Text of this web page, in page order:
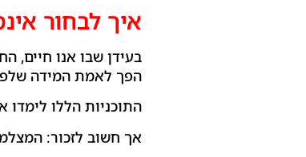
איך לבחור
בעידן שבו אנו חיים,
הפך לאמת המידה
התוכניות הללו
אך חשוב לזכור: